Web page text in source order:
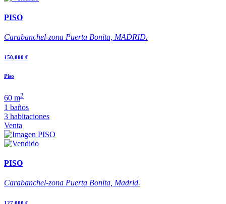
PISO
Carabanchel-zona Puerta Bonita, MADRID.
150,000 €
Piso
60 m2
1 baños
3 habitaciones
Venta
PISO
Carabanchel-zona Puerta Bonita, Madrid.